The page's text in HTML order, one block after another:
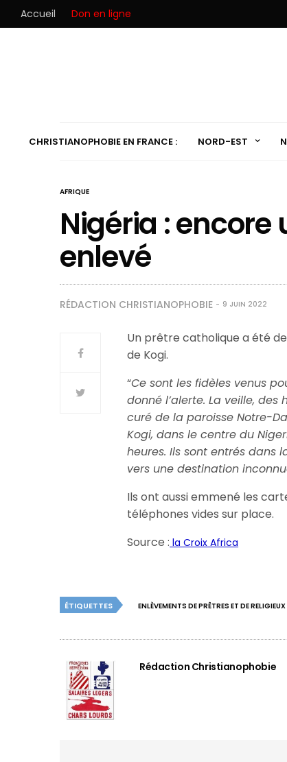
Accueil Don en ligne
CHRISTIANOPHOBIE EN FRANCE : NORD-EST
AFRIQUE
Nigéria :
enlevé
RÉDACTION CHRISTIANOPHOBIE 9 JUIN 2022
Un prêtre catholique a été
de Kogi.
“Ce sont les fidèles venus
donné l’alerte. La veille,
curé de la paroisse Notre-
Kogi, dans le centre du
heures. Ils sont entrés dans
vers une destination
Ils ont aussi emmené les
téléphones vides sur place.
Source : la Croix Africa
ÉTIQUETTES ENLÈVEMENTS DE PRÊTRES ET DE RELIGIEUX
Rédaction Christianophobie